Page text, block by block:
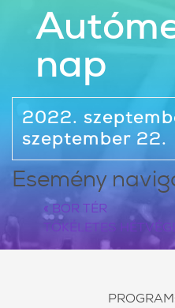
nap
2022.
szeptember 22.
Esemény
«BOR TÉR
TÖKÉLETES